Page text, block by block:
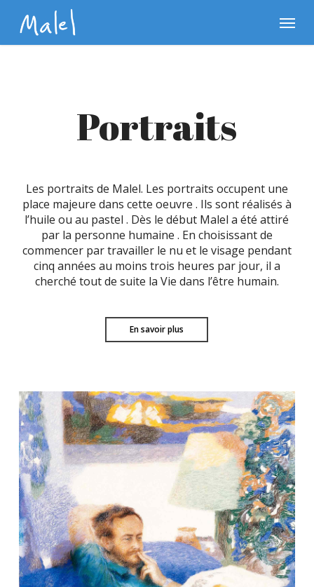
main
Menu
Portraits
Les portraits de Malel. Les portraits occupent une
place majeure dans cette oeuvre . Ils sont réalisés à
l’huile ou au pastel . Dès le début Malel a été attiré
par la personne humaine . En choisissant de
commencer par travailler le nu et le visage pendant
cinq années au moins trois heures par jour, il a
cherché tout de suite la Vie dans l’être humain.
En savoir plus